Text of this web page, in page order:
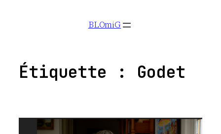
BLOmiG
Étiquette : Godet